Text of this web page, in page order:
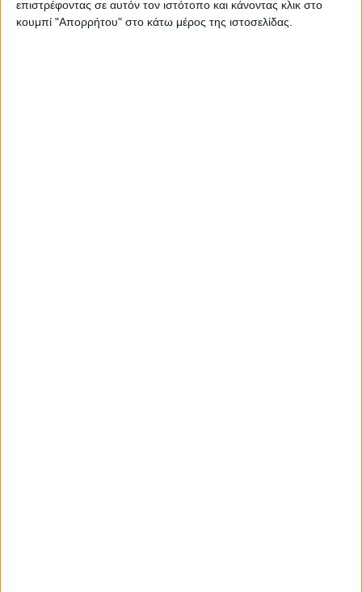
επιστρέφοντας σε αυτόν τον ιστότοπο και κάνοντας κλικ στο
κουμπί "Απορρήτου" στο κάτω μέρος της ιστοσελίδας.
Η «Land Art» με την οποία άμεσα συνδέεται